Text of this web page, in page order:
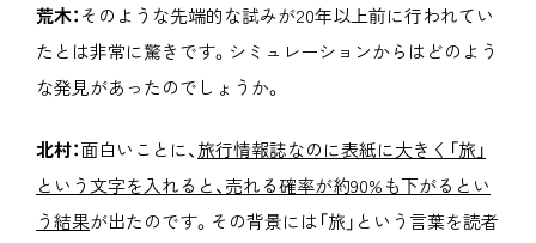
荒木：そのような先端的な試みが20年以上前に行われてい
たとは非常に驚きです。シミュレーションからはどのよう
な発見があったのでしょうか。
北村：面白いことに、旅行情報誌なのに表紙に大きく「旅」
という文字を入れると、売れる確率が約90%も下がるとい
う結果が出たのです。その背景には「旅」という言葉を読者